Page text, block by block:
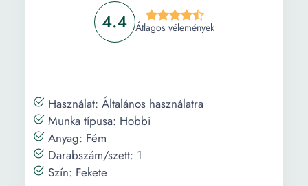
akkumulátor:
3 x LR44
Hosszúság:
18.3 m
Szélesség:
3.7 cm
Súly:
4.4 Átlagos vélemények
Használat: Általános használatra
Munka típusa: Hobbi
Anyag: Fém
Darabszám/szett: 1
Szín: Fekete